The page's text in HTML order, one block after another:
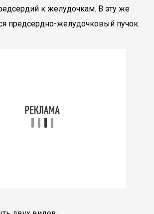
к желудочкам. В эту же
предсердно-желудочковый пучок.